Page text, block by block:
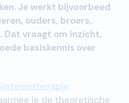
Je werkt bijvoorbeed
ouders, broers,
Dat vraagt om inzicht,
basiskennis over
je de theoretische